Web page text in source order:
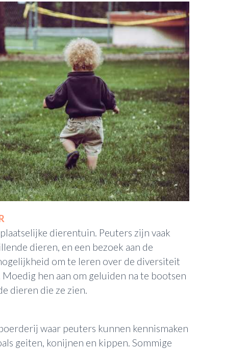
dierentuin. Peuters zijn vaak
dieren, en een bezoek aan de
om te leren over de diversiteit
hen aan om geluiden na te bootsen
dieren die ze zien.
waar peuters kunnen kennismaken
geiten, konijnen en kippen. Sommige